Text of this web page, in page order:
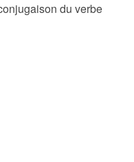
du verbe